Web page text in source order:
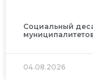
Социальный
04.08.2026